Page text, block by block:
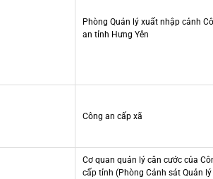
Phòng Quản lý xuất nhập cảnh
an tỉnh Hưng Yên
Công an cấp xã
Cơ quan quản lý căn cước của
cấp tỉnh (Phòng Cảnh sát Quản